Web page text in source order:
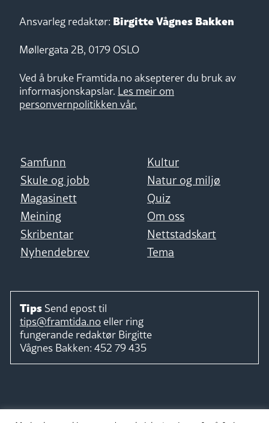
Ansvarleg redaktør: Birgitte Vågnes Bakken
Møllergata 2B, 0179 OSLO
Ved å bruke Framtida.no aksepterer du bruk av
informasjonskapslar. Les meir om
personvernpolitikken vår.
Samfunn
Kultur
Skule og jobb
Natur og miljø
Magasinett
Quiz
Meining
Om oss
Skribentar
Nettstadskart
Nyhendebrev
Tema
Tips Send epost til
tips@framtida.no eller ring
fungerande redaktør Birgitte
Vågnes Bakken: 452 79 435